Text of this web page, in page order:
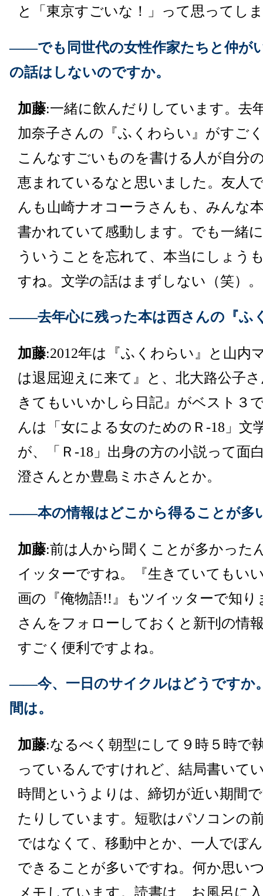
と「東京すごいな！」って思ってし
――でも同世代の女性作家たちと仲が
の話はしないのですか。
加藤:一緒に飲んだりしています。去
加奈子さんの『ふくわらい』がすご
こんなすごいものを書ける人が自分
恵まれているなと思いました。友人
んも山崎ナオコーラさんも、みんな
書かれていて感動します。でも一緒
ういうことを忘れて、本当にしょう
すね。文学の話はまずしない（笑）。
――去年心に残った本は西さんの『ふ
加藤:2012年は『ふくわらい』と山内
は退屈迎えに来て』と、北大路公子
きてもいいかしら日記』がベスト３
んは「女による女のためのＲ‐18」文
が、「Ｒ‐18」出身の方の小説って面
澄さんとか豊島ミホさんとか。
――本の情報はどこから得ることが多
加藤:前は人から聞くことが多かった
イッターですね。『生きていてもい
画の『俺物語!!』もツイッターで知り
さんをフォローしておくと新刊の情
すごく便利ですよね。
――今、一日のサイクルはどうですか
間は。
加藤:なるべく朝型にして９時５時で
っているんですけれど、結局書いて
時間というよりは、締切が近い期間
たりしています。短歌はパソコンの
ではなくて、移動中とか、一人でぼ
できることが多いですね。何か思い
メモしています。読書は、お風呂に